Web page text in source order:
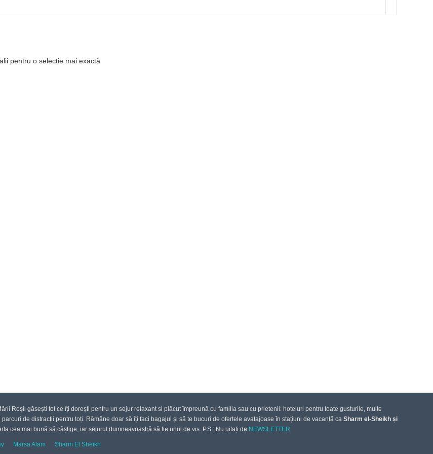
pentru o selecție mai exactă
Roșii găsești tot ce îți dorești pentru un sejur relaxant si plăcut împreună cu familia sau cu prietenii: hoteluri pentru toate gusturile, multe
de distracții pentru toți. Rămâne doar să îți faci bagajul și să te bucuri de ofertele avatajoase în stațiuni de vacanță ca Sharm el-Sheikh și
cea mai bună să câștige, iar sejurul dumneavoastră să fie unul de vis. P.S.: Nu uitați de NEWSLETTER
Marsa Alam Sharm El Sheikh